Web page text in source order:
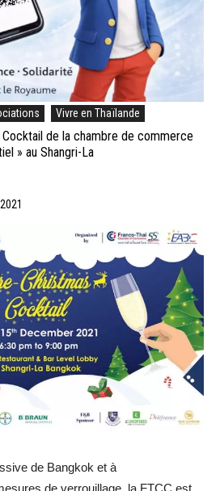
Vivre en Thaïlande
Cocktail de la chambre de commerce
» au Shangri-La
de Bangkok et à
de verrouillage, la FTCC est